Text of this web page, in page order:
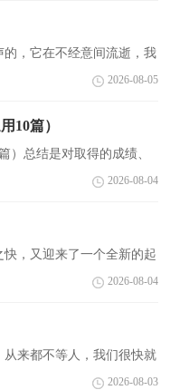
，它在不经意间流逝，我
收获着，做好计划，让自己
2026-08-05
10篇）
）总结是对取得的成绩、
况进行评价与描述的一种书
2026-08-04
，又迎来了一个全新的起
准备做计划吧。拟起计划来
2026-08-04
来都不等人，我们很快就
给忘了哦。千万不能认为简
2026-08-03